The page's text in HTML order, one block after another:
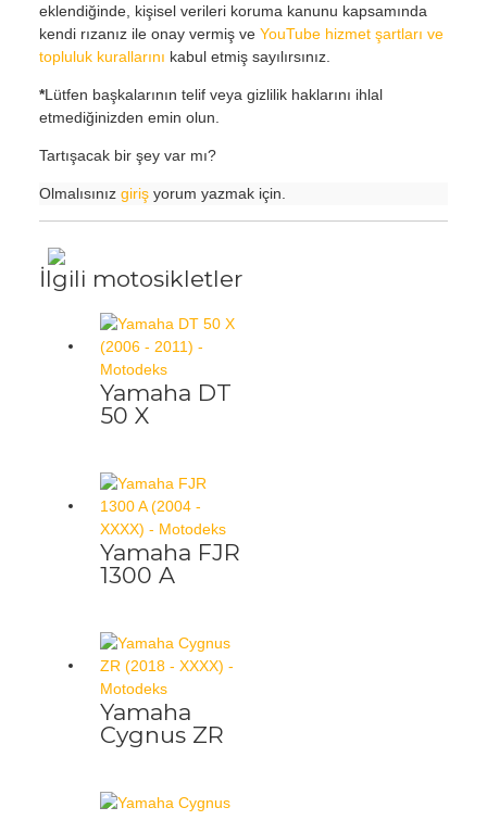
eklendiğinde, kişisel verileri koruma kanunu kapsamında
kendi rızanız ile onay vermiş ve YouTube hizmet şartları ve
topluluk kurallarını kabul etmiş sayılırsınız.
*Lütfen başkalarının telif veya gizlilik haklarını ihlal
etmediğinizden emin olun.
Tartışacak bir şey var mı?
Olmalısınız girişyorum yazmak için.
İlgili motosikletler
Yamaha DT
50 X
Yamaha FJR
1300 A
Yamaha
Cygnus ZR